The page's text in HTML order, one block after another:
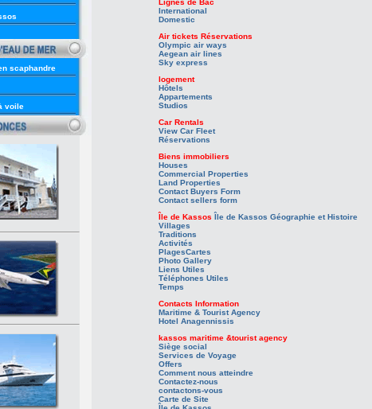
Lignes de Bac
International
Domestic
Air tickets Réservations
Olympic air ways
Aegean air lines
Sky express
logement
Hôtels
Appartements
Studios
Car Rentals
View Car Fleet
Réservations
Biens immobiliers
Houses
Commercial Properties
Land Properties
Contact Buyers Form
Contact sellers form
Île de Kassos Île de Kassos Géographie et Histoire
Villages
Traditions
Activités
PlagesCartes
Photo Gallery
Liens Utiles
Téléphones Utiles
Temps
Contacts Information
Maritime & Tourist Agency
Hotel Anagennissis
kassos maritime &tourist agency
Siège social
Services de Voyage
Offers
Comment nous atteindre
Contactez-nous
contactons-vous
Carte de Site
scaphandre
voile